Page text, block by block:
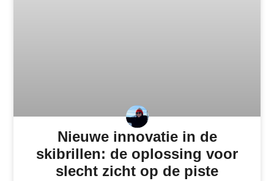
Nieuwe innovatie in de
skibrillen: de oplossing voor
slecht zicht op de piste